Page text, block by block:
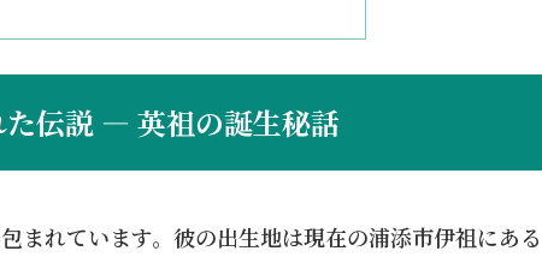
伝説 ― 英祖の誕生秘話
まれています。彼の出生地は現在の浦添市伊祖にある